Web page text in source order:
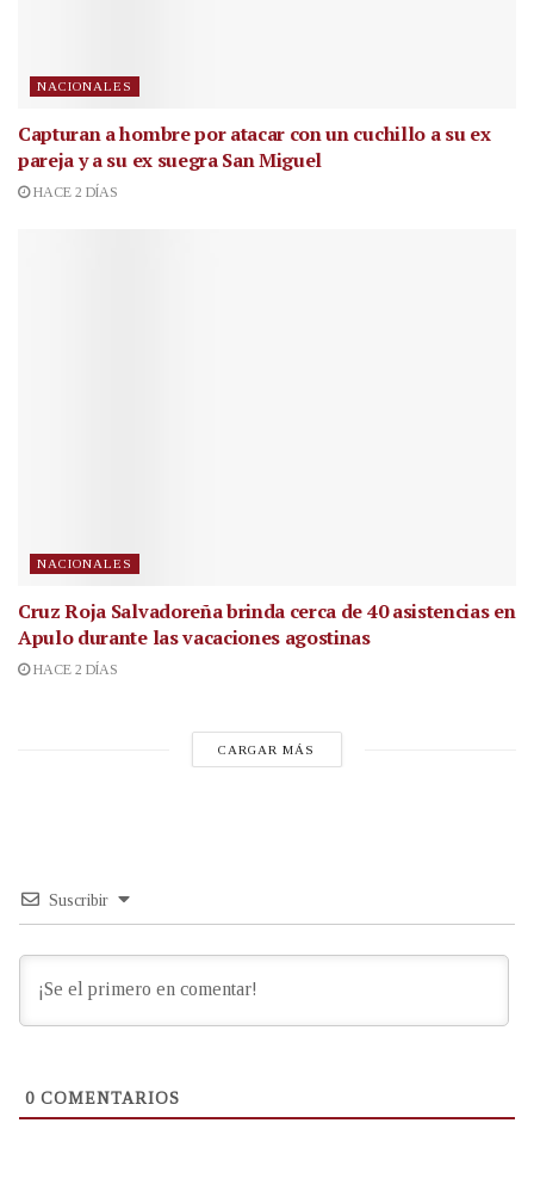
NACIONALES
Capturan a hombre por atacar con un cuchillo a su ex
pareja y a su ex suegra San Miguel
HACE 2 DÍAS
NACIONALES
Cruz Roja Salvadoreña brinda cerca de 40 asistencias en
Apulo durante las vacaciones agostinas
HACE 2 DÍAS
CARGAR MÁS
Suscribir
0 COMENTARIOS